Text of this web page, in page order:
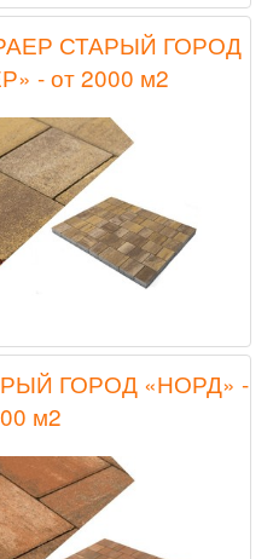
СТАРЫЙ ГОРОД
- от 2000 м2
ГОРОД «НОРД» -
м2